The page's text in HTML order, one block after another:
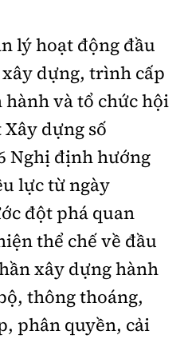
Sơn Tùng,
Hùng
Phát hành:
thức nếu không có sự
lý hoạt động đầu
dựng, trình cấp
và tổ chức hội
dựng số
Nghị định hướng
lực từ ngày
đột phá quan
thể chế về đầu
xây dựng hành
thông thoáng,
phân quyền, cải